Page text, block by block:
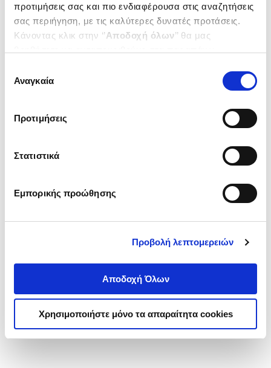
προτιμήσεις σας και πιο ενδιαφέρουσα στις αναζητήσεις
σας περιήγηση, με τις καλύτερες δυνατές προτάσεις.
Κάνοντας κλικ στην ‘’Αποδοχή όλων’’ θα μας
ενδιαφέρουν και να επιλέξετε από τα παρακάτω με την
΄΄και να ενημερωθείτε σχετικά με
συγκατάθεσης
Αναγκαία
Προτιμήσεις
Στατιστικά
Εμπορικής προώθησης
Προβολή λεπτομερειών
Αποδοχή Όλων
Χρησιμοποιήστε μόνο τα απαραίτητα cookies